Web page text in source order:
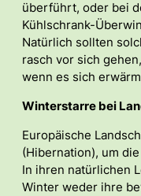
überführt, oder bei
Kühlschrank-
Natürlich sollten
rasch vor sich
wenn es sich
Winterstarre bei
Europäische
(Hibernation), um
In ihren natürlichen
Winter weder ihre